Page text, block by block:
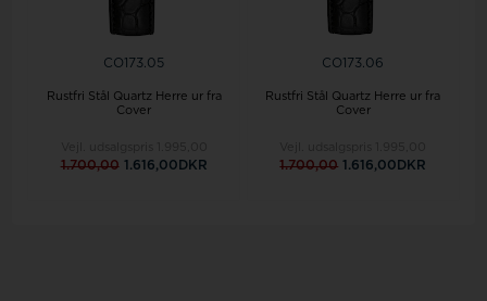
CO173.05
Rustfri Stål Quartz Herre ur fra
Cover
1.700,00 1.616,00DKR
CO173.06
Rustfri Stål Quartz Herre ur fra
Cover
1.700,00 1.616,00DKR